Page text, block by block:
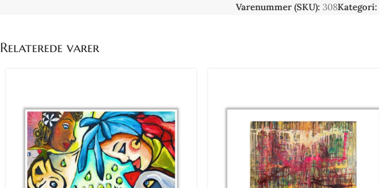
Varenummer (SKU): 308Kategori:
Relaterede varer